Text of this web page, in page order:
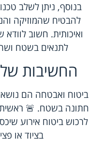
בנוסף, ניתן לשלב
להבטיח שהמוזיקה
ואיכותית. חשוב לוודא
לתנאים בשטח
החשיבות
ביטוח ואבטחה הם
חתונה בשטח. 🚨
לרכוש ביטוח אירוע
בציוד או